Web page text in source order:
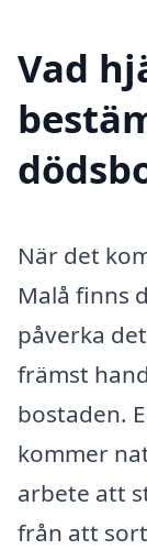
Vad
När det
Malå finns
påverka
främst
bostaden.
kommer
arbete att
från att